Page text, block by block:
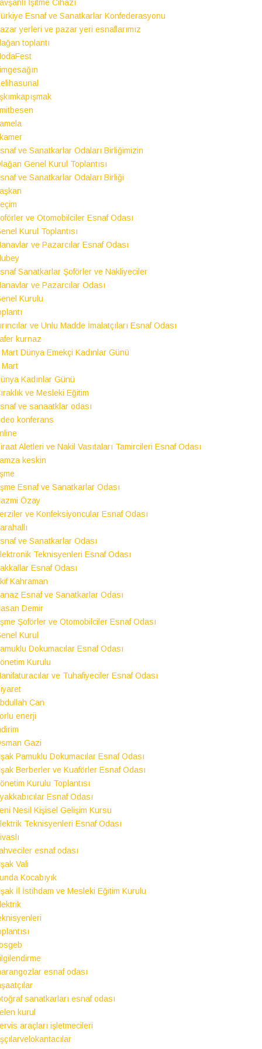
İşitme Cihazı
Esnaf ve Sanatkarlar Konfederasyonu
yerleri ve pazar yeri esnaflarımız
toplantı
ve Sanatkarlar Odaları Birliğimizin
Genel Kurul Toplantısı
ve Sanatkarlar Odaları Birliği
ve Otomobilciler Esnaf Odası
Kurul Toplantısı
ve Pazarcılar Esnaf Odası
Sanatkarlar Şoförler ve Nakliyeciler
ve Pazarcılar Odası
Kurulu
ve Unlu Madde İmalatçıları Esnaf Odası
kurnaz
Mart Dünya Emekçi Kadınlar Günü
Mart
Kadınlar Günü
ve Mesleki Eğitim
ve sanaatklar odası
konferans
Aletleri ve Nakil Vasıtaları Tamircileri Esnaf Odası
keskin
Esnaf ve Sanatkarlar Odası
Özay
ve Konfeksiyoncular Esnaf Odası
ve Sanatkarlar Odası
Teknisyenleri Esnaf Odası
Esnaf Odası
Kahraman
Esnaf ve Sanatkarlar Odası
Demir
Şoförler ve Otomobilciler Esnaf Odası
Kurul
Dokumacılar Esnaf Odası
Kurulu
ve Tuhafiyeciler Esnaf Odası
Can
enerji
Gazi
Pamuklu Dokumacılar Esnaf Odası
Berberler ve Kuaförler Esnaf Odası
Kurulu Toplantısı
Esnaf Odası
Nesil Kişisel Gelişim Kursu
Teknisyenleri Esnaf Odası
esnaf odası
Vali
Kocabıyık
İl İstihdam ve Mesleki Eğitim Kurulu
esnaf odası
sanatkarları esnaf odası
kurul
araçları işletmecileri